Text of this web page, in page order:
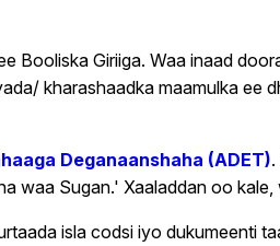
Booliska Giriiga. Waa inaad
kharashaadka maamulka ee
Deganaanshaha (ADET)
waa Sugan.' Xaaladdan oo
isla codsi iyo dukumeenti